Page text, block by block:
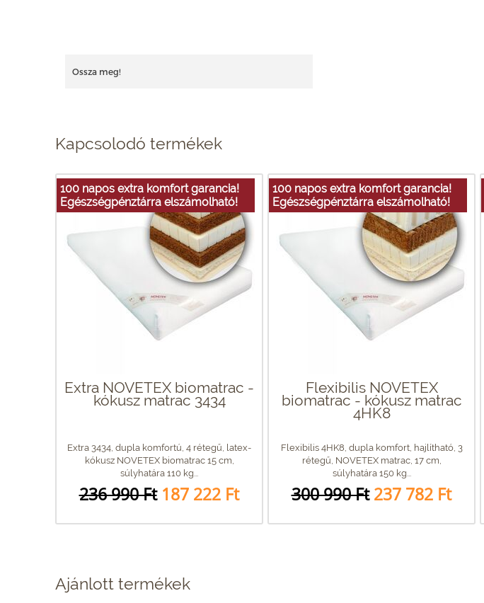
Ossza meg!
Kapcsolodó termékek
100 napos extra komfort garancia!
Egészségpénztárra elszámolható!
Extra NOVETEX biomatrac -
kókusz matrac 3434
Extra 3434, dupla komfortú, 4 rétegű, latex-
kókusz NOVETEX biomatrac 15 cm,
súlyhatára 110 kg...
236 990 Ft 187 222 Ft
100 napos extra komfort garancia!
Egészségpénztárra elszámolható!
Flexibilis NOVETEX
biomatrac - kókusz matrac
4HK8
Flexibilis 4HK8, dupla komfort, hajlítható, 3
rétegű, NOVETEX matrac, 17 cm,
súlyhatára 150 kg...
300 990 Ft 237 782 Ft
Ajánlott termékek